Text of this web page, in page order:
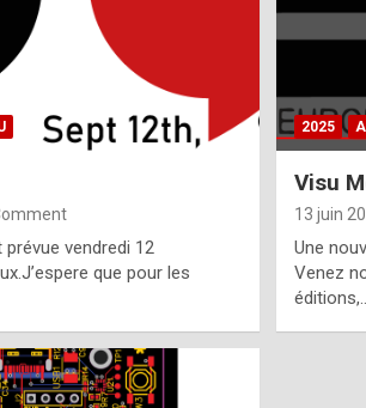
vendredi 12
que pour les
2025
Visu
13 juin
Une
Venez